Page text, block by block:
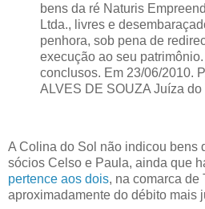
bens da ré Naturis
Ltda., livres e
penhora, sob pena de
execução ao seu
conclusos. Em 23/06/2010.
ALVES DE SOUZA Juíza
A Colina do Sol não indicou bens
sócios Celso e Paula, ainda que
pertence aos dois, na comarca de
aproximadamente do débito mais